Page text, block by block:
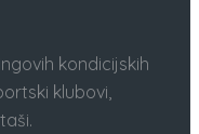
kondicijskih
klubovi,